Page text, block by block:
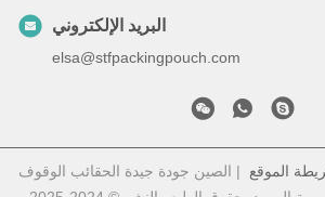
البريد الإلكتروني
elsa@stfpackingpouch.com
الموقع | الصين جودة جيدة الحقائب الوقوف